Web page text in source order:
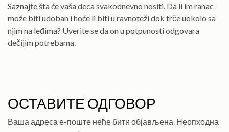
Saznajte šta će vaša deca svakodnevno nositi. Da li im ranac
može biti udoban i hoće li biti u ravnoteži dok trče uokolo sa
njim na leđima? Uverite se da on u potpunosti odgovara
dečijim potrebama.
ОСТАВИТЕ ОДГОВОР
Ваша адреса е-поште неће бити објављена. Неопходна